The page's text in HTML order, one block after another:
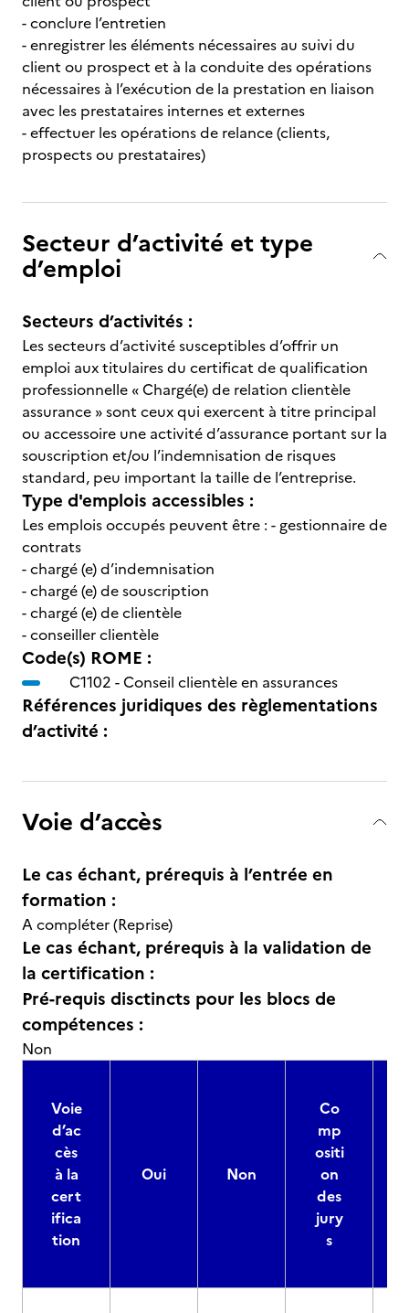
- conclure l’entretien
- enregistrer les éléments nécessaires au suivi du
client ou prospect et à la conduite des opérations
nécessaires à l’exécution de la prestation en liaison
avec les prestataires internes et externes
- effectuer les opérations de relance (clients,
prospects ou prestataires)
Secteur d’activité et type
d’emploi
Secteurs d’activités :
Les secteurs d’activité susceptibles d’offrir un
emploi aux titulaires du certificat de qualification
professionnelle « Chargé(e) de relation clientèle
assurance » sont ceux qui exercent à titre principal
ou accessoire une activité d’assurance portant sur la
souscription et/ou l’indemnisation de risques
standard, peu important la taille de l’entreprise.
Type d'emplois accessibles :
Les emplois occupés peuvent être : - gestionnaire de
contrats
- chargé (e) d’indemnisation
- chargé (e) de souscription
- chargé (e) de clientèle
- conseiller clientèle
Code(s) ROME :
C1102 -Conseil clientèle en assurances
Références juridiques des règlementations
d’activité :
Voie d’accès
Le cas échant, prérequis à l’entrée en
formation :
A compléter (Reprise)
Le cas échant, prérequis à la validation de
la certification :
Pré-requis disctincts pour les blocs de
compétences :
Non
Voie
d’ac
cès
à la
cert
ifica
tion
Oui Non
Co
mp
ositi
on
des
jury
s